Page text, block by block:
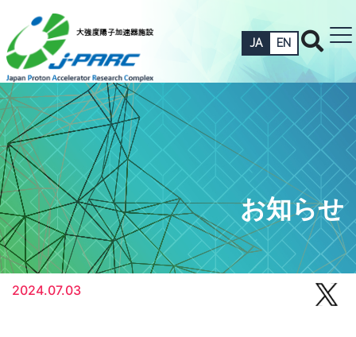
JA EN
お知らせ
2024.07.03